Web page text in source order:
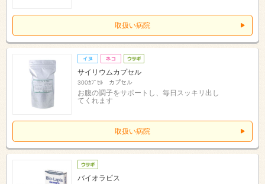
取扱い病院
サイリウムカプセル
300ｶﾌﾟｾﾙ カプセル
お腹の調子をサポートし、毎日スッキリ出し
てくれます
取扱い病院
バイオラピス